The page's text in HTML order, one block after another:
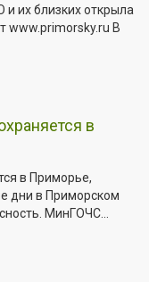
их близких открыла
www.primorsky.ru В
в
в Приморье,
дни в Приморском
МинГОЧС...